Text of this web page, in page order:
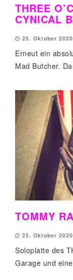
THREE
CYNICAL
25. Oktober 2020
Erneut ein
Mad Butcher.
TOMMY
25. Oktober 2020
Soloplatte des
Garage und